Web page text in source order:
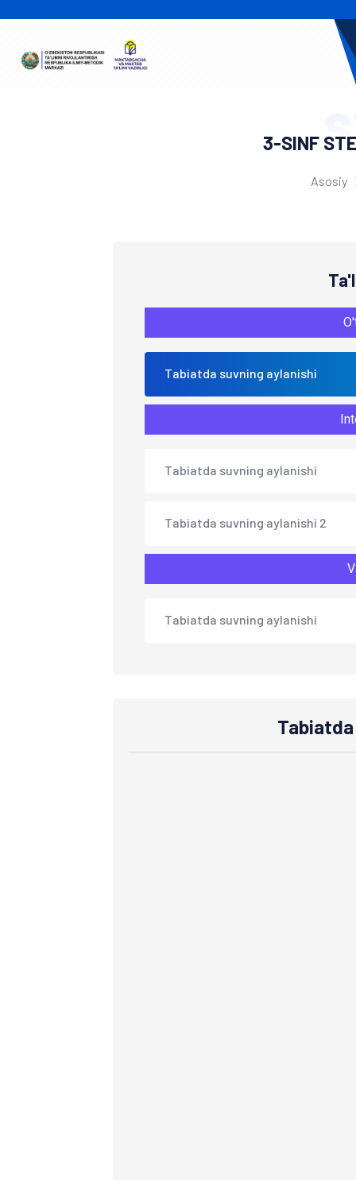
3-SINF
Asosiy
Tabiatda suvning aylanishi
Tabiatda suvning aylanishi
Tabiatda suvning aylanishi 2
Tabiatda suvning aylanishi